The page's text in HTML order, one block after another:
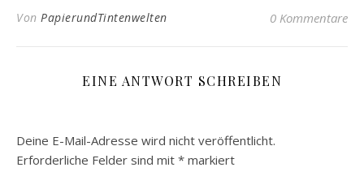
Von PapierundTintenwelten 0 Kommentare
EINE ANTWORT SCHREIBEN
Deine E-Mail-Adresse wird nicht veröffentlicht.
Erforderliche Felder sind mit * markiert